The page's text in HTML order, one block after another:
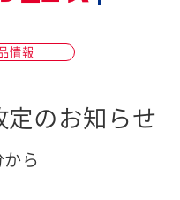
情報
定のお知らせ
ら